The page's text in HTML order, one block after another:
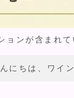
ョンが含まれて
にちは、ワイ